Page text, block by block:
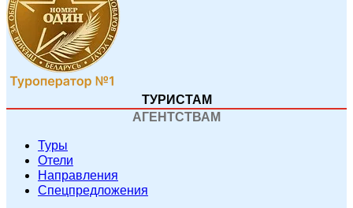
ТУРИСТАМ
АГЕНТСТВАМ
Туры
Отели
Направления
Спецпредложения